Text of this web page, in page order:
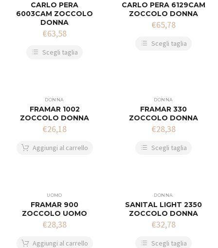
CARLO PERA
6003CAM ZOCCOLO
DONNA
€63,58
Scegli taglia
CARLO PERA 6129CAM
ZOCCOLO DONNA
€65,78
Scegli taglia
DONNA
FRAMAR 1002
ZOCCOLO DONNA
€26,18
Aggiungi al carrello
DONNA
FRAMAR 330
ZOCCOLO DONNA
€28,38
Scegli taglia
UOMO
FRAMAR 900
ZOCCOLO UOMO
€28,38
Aggiungi al carrello
DONNA
SANITAL LIGHT 2350
ZOCCOLO DONNA
€32,78
Scegli taglia